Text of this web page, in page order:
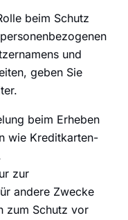
beim Schutz
und
geben Sie
beim Erheben
wie Kreditkarten-
zur
andere Zwecke
zum Schutz vor